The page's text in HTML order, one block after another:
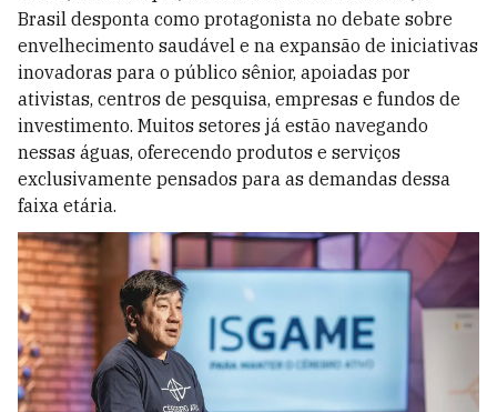
Brasil desponta como protagonista no debate sobre
envelhecimento saudável e na expansão de iniciativas
inovadoras para o público sênior, apoiadas por
ativistas, centros de pesquisa, empresas e fundos de
investimento. Muitos setores já estão navegando
nessas águas, oferecendo produtos e serviços
exclusivamente pensados para as demandas dessa
faixa etária.